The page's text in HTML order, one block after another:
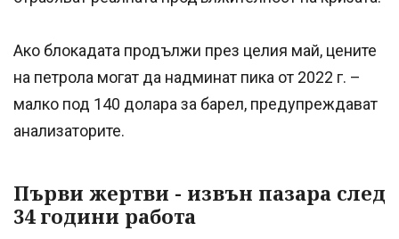
Ако блокадата продължи през целия май, цените
на петрола могат да надминат пика от 2022 г. –
малко под 140 долара за барел, предупреждават
анализаторите.
Първи жертви - извън пазара след
34 години работа